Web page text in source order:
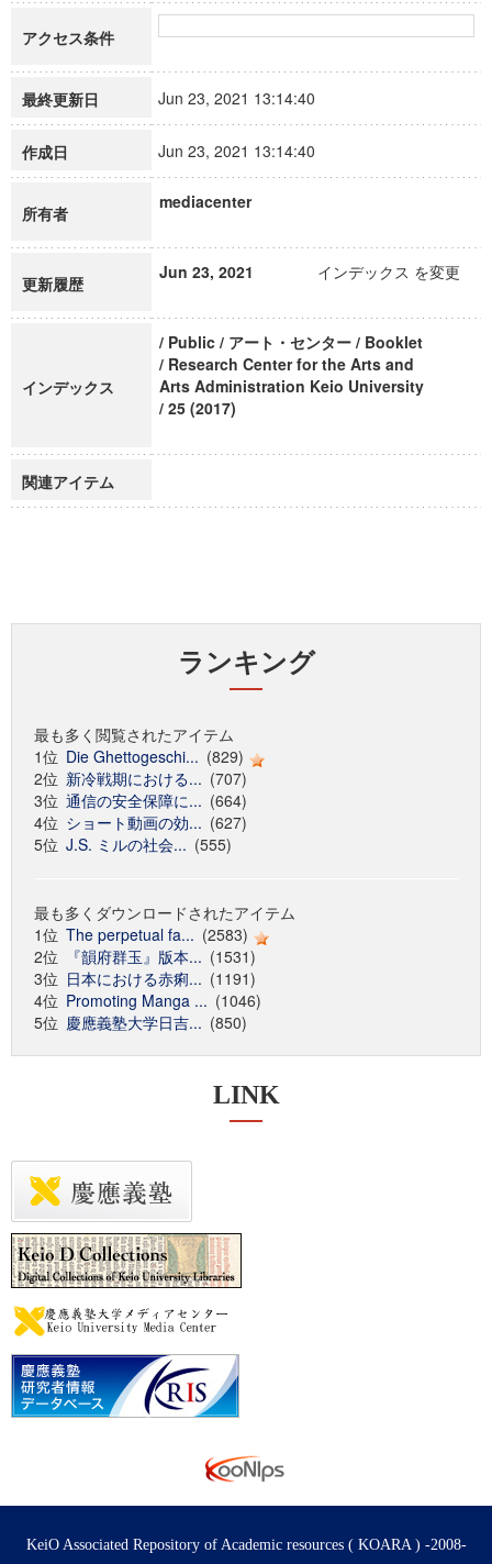
アクセス条件
最終更新日 Jun 23, 2021 13:14:40
作成日 Jun 23, 2021 13:14:40
所有者
mediacenter
更新履歴
Jun 23, 2021 インデックス を変更
インデックス
/ Public / アート・センター / Booklet
/ Research Center for the Arts and
Arts Administration Keio University
/ 25 (2017)
関連アイテム
ランキング
最も多く閲覧されたアイテム
1位 Die Ghettogeschi... (829)
2位 新冷戦期における... (707)
3位 通信の安全保障に... (664)
4位 ショート動画の効... (627)
5位 J.S. ミルの社会... (555)
最も多くダウンロードされたアイテム
1位 The perpetual fa... (2583)
2位
『韻府群玉』版本... (1531)
3位 日本における赤痢... (1191)
4位 Promoting Manga ... (1046)
5位 慶應義塾大学日吉... (850)
LINK
KeiO Associated Repository of Academic resources ( KOARA ) -2008-